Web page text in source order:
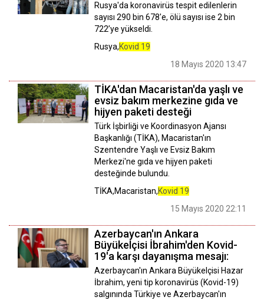
Rusya'da koronavirüs tespit edilenlerin
sayısı 290 bin 678'e, ölü sayısı ise 2 bin
722’ye yükseldi.
Rusya,Kovid 19
18 Mayıs 2020 13:47
TİKA'dan Macaristan'da yaşlı ve
evsiz bakım merkezine gıda ve
hijyen paketi desteği
Türk İşbirliği ve Koordinasyon Ajansı
Başkanlığı (TİKA), Macaristan'ın
Szentendre Yaşlı ve Evsiz Bakım
Merkezi'ne gıda ve hijyen paketi
desteğinde bulundu.
TİKA,Macaristan,Kovid 19
15 Mayıs 2020 22:11
Azerbaycan'ın Ankara
Büyükelçisi İbrahim'den Kovid-
19'a karşı dayanışma mesajı:
Azerbaycan'ın Ankara Büyükelçisi Hazar
İbrahim, yeni tip koronavirüs (Kovid-19)
salgınında Türkiye ve Azerbaycan'ın